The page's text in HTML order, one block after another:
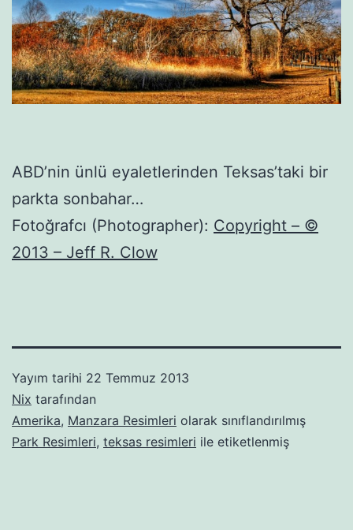
ABD’nin ünlü eyaletlerinden Teksas’taki bir
parkta sonbahar…
Fotoğrafcı (Photographer): Copyright – ©
2013 – Jeff R. Clow
Yayım tarihi 22 Temmuz 2013
Nix tarafından
Amerika, Manzara Resimleri olarak sınıflandırılmış
Park Resimleri, teksas resimleri ile etiketlenmiş